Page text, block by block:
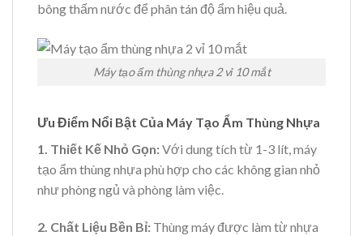
bông thấm nước để phân tán độ ẩm hiệu quả.
Máy tạo ẩm thùng nhựa 2 vỉ 10 mắt
Ưu Điểm Nổi Bật Của Máy Tạo Ẩm Thùng Nhựa
1. Thiết Kế Nhỏ Gọn:Với dung tích từ 1-3 lít, máy
tạo ẩm thùng nhựa phù hợp cho các không gian nhỏ
như phòng ngủ và phòng làm việc.
2. Chất Liệu Bền Bỉ: Thùng máy được làm từ nhựa